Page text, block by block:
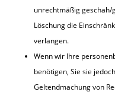
unrechtmäßig geschah/
Löschung die
verlangen.
Wenn wir Ihre
benötigen, Sie sie
Geltendmachung von